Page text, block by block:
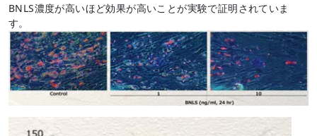
BNLS濃度が高いほど効果が高いことが実験で証明されていま
す。